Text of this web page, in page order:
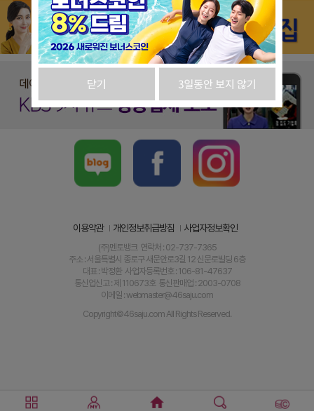
이용약관 개인정보취급방침 사업자정보확인
(주)멘토뱅크 연락처 : 02-737-7365
주소 : 서울특별시 종로구 새문안로3길 12 신문로빌딩 6층
대표 : 박정환 사업자등록번호 : 106-81-47637
통신업신고 : 제 110673호 통신판매업 : 2003-0708
이메일 : webmaster@46saju.com
Copyright©46saju.com All Rights Reserved.